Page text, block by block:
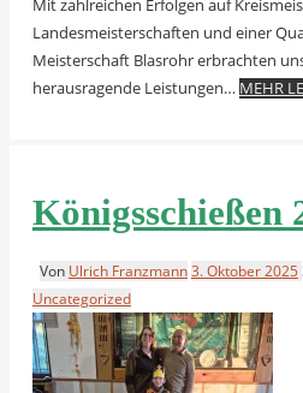
Mit zahlreichen Erfolgen auf
Landesmeisterschaften und einer
Meisterschaft Blasrohr erbrachten
herausragende Leistungen… MEHR
Königsschießen
Von Ulrich Franzmann3. Oktober 2025
Uncategorized